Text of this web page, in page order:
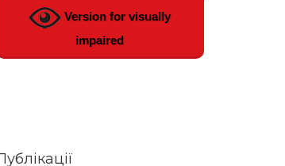
Version for visually
impaired